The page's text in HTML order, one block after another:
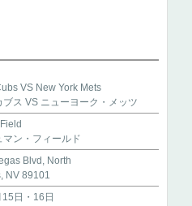
VS New York Mets
ブス VS ニューヨーク・メッツ
マン・フィールド
Blvd, North
NV 89101
日・16日